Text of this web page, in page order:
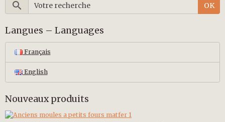
OK
Langues – Languages
Français
English
Nouveaux produits